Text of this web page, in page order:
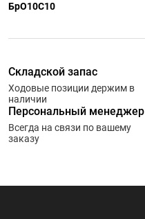
БрО10С10
Складской запас
Ходовые позиции держим в
наличии
Персональный менеджер
Всегда на связи по вашему
заказу